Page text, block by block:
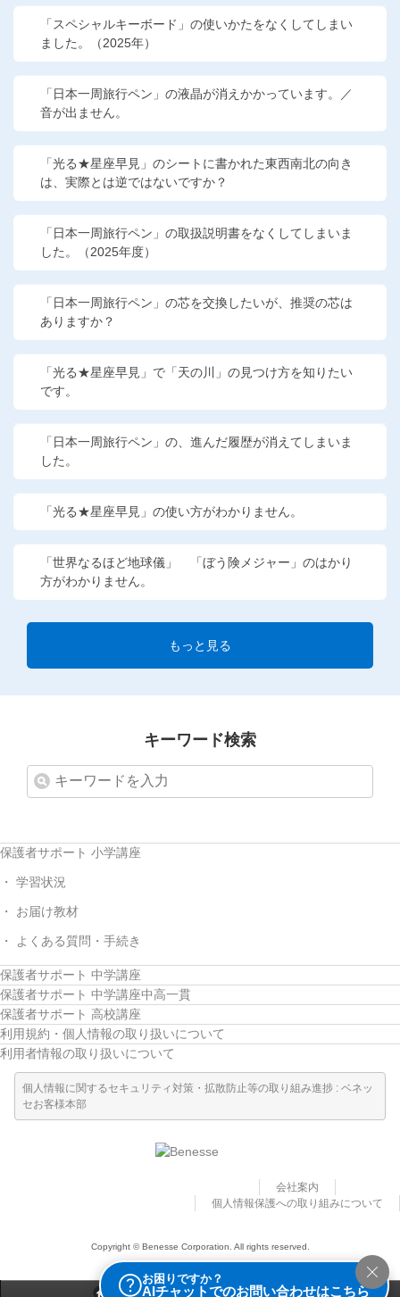
「スペシャルキーボード」の使いかたをなくしてしまい
ました。（2025年）
「日本一周旅行ペン」の液晶が消えかかっています。／
音が出ません。
「光る★星座早見」のシートに書かれた東西南北の向き
は、実際とは逆ではないですか？
「日本一周旅行ペン」の取扱説明書をなくしてしまいま
した。（2025年度）
「日本一周旅行ペン」の芯を交換したいが、推奨の芯は
ありますか？
「光る★星座早見」で「天の川」の見つけ方を知りたい
です。
「日本一周旅行ペン」の、進んだ履歴が消えてしまいま
した。
「光る★星座早見」の使い方がわかりません。
「世界なるほど地球儀」 「ぼう険メジャー」のはかり
方がわかりません。
もっと見る
キーワード検索
お困りですか？
AIチャットでのお問い合わせはこちら
保護者サポート 小学講座
学習状況
お届け教材
よくある質問・手続き
保護者サポート 中学講座
保護者サポート 中学講座中高一貫
保護者サポート 高校講座
利用規約・個人情報の取り扱いについて
利用者情報の取り扱いについて
個人情報に関するセキュリティ対策・拡散防止等の取り組み進捗 : ベネッ
セお客様本部
Copyright © Benesse Corporation. All rights reserved.
会社案内
個人情報保護への取り組みについて